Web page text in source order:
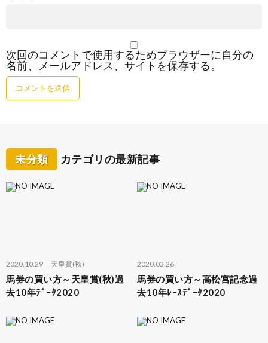
次回のコメントで使用するためブラウザーに自分の
名前、メールアドレス、サイトを保存する。
未分類 カテゴリの最新記事
2020.10.29 天皇賞(秋)
馬券の買い方～天皇賞(秋)過
去10年ﾃﾞｰﾀ2020
2020.03.26
馬券の買い方～高松宮記念過
去10年ﾚｰｽﾃﾞｰﾀ2020